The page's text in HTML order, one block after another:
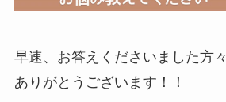
早速、お答えくださいました方々
ありがとうございます！！